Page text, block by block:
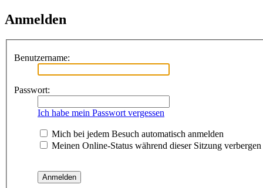
Anmelden
Benutzername:
Passwort:
Ich habe mein Passwort vergessen
Mich bei jedem Besuch automatisch anmelden
Meinen Online-Status während dieser Sitzung verbergen